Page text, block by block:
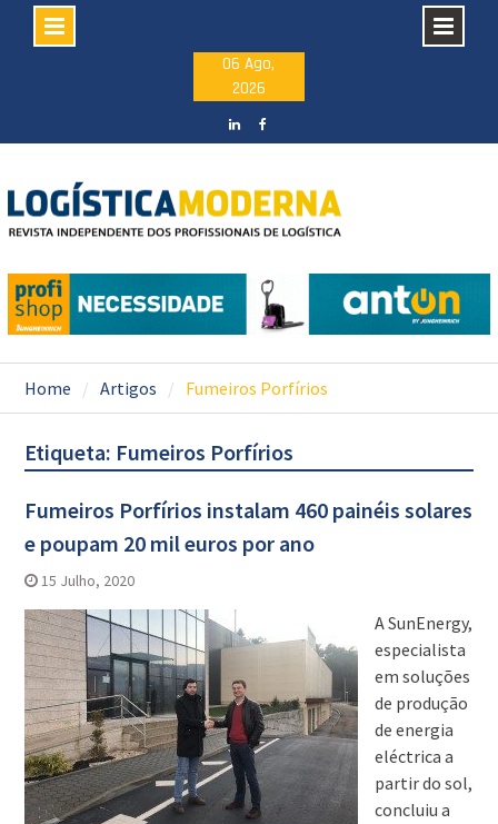
06 Ago,
2026
Home Artigos Fumeiros Porfírios
Etiqueta: Fumeiros Porfírios
Fumeiros Porfírios instalam 460 painéis solares
e poupam 20 mil euros por ano
15 Julho, 2020
A SunEnergy,
especialista
em soluções
de produção
de energia
eléctrica a
partir do sol,
concluiu a